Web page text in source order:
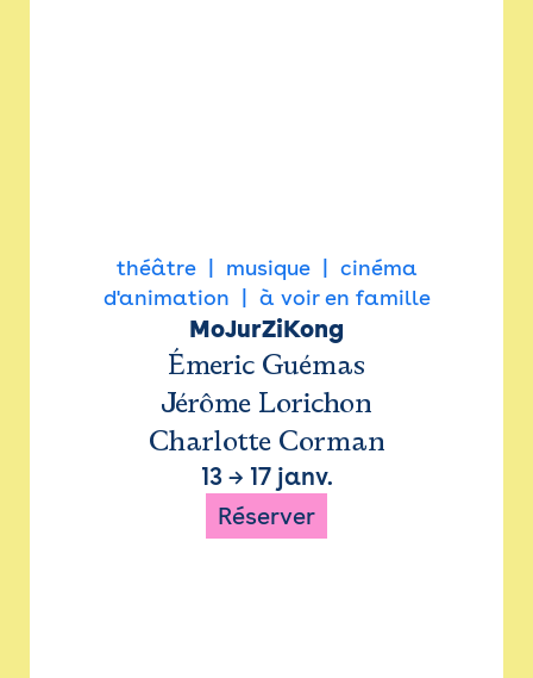
théâtre musique
cinéma
d'animation
à voir en famille
MoJurZiKong
Émeric Guémas
Jérôme Lorichon
Charlotte Corman
13→ 17 janv.
Réserver